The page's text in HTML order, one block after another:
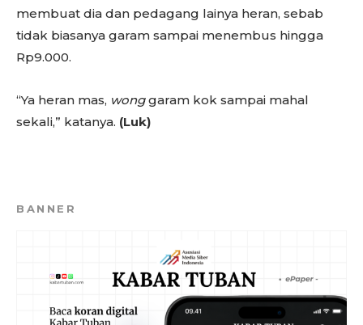
membuat dia dan pedagang lainya heran, sebab
tidak biasanya garam sampai menembus hingga
Rp9.000.
“Ya heran mas, wonggaram kok sampai mahal
sekali,” katanya. (Luk)
BANNER